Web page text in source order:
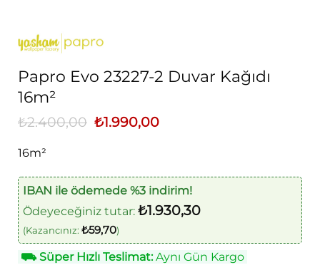
Papro Evo 23227-2 Duvar Kağıdı
16m²
₺2.400,00 Orijinal
₺1.990,00Şu
16m²
IBAN ile ödemede %3 indirim!
Ödeyeceğiniz tutar: ₺1.930,30
(Kazancınız: ₺59,70)
⛟Süper Hızlı Teslimat:Aynı Gün Kargo